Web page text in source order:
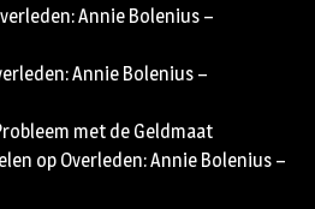
Annie Bolenius –
Annie Bolenius –
met de Geldmaat
op Overleden: Annie Bolenius –